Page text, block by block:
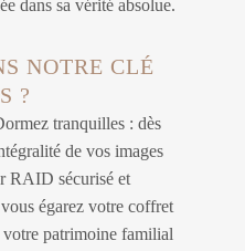
dans sa vérité absolue.
NOTRE CLÉ
?
tranquilles : dès
de vos images
RAID sécurisé et
égarez votre coffret
patrimoine familial